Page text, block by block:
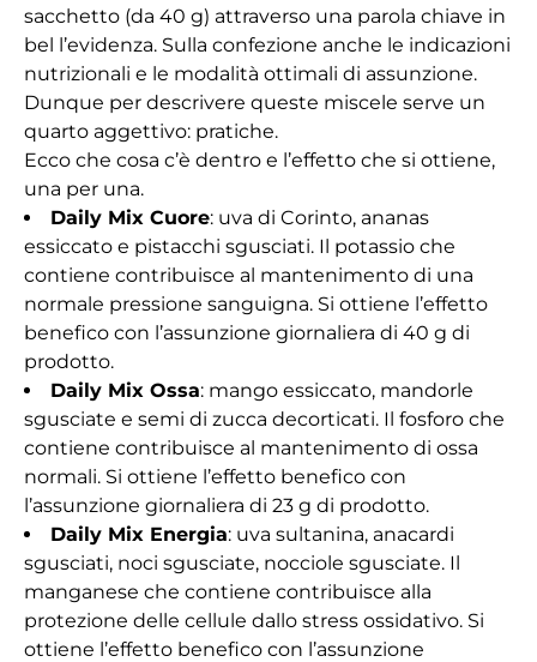
sacchetto (da 40 g) attraverso una parola chiave in
bel l’evidenza. Sulla confezione anche le indicazioni
nutrizionali e le modalità ottimali di assunzione.
Dunque per descrivere queste miscele serve un
quarto aggettivo: pratiche.
Ecco che cosa c’è dentro e l’effetto che si ottiene,
una per una.
Daily Mix Cuore: uva di Corinto, ananas
essiccato e pistacchi sgusciati. Il potassio che
contiene contribuisce al mantenimento di una
normale pressione sanguigna. Si ottiene l’effetto
benefico con l’assunzione giornaliera di 40 g di
prodotto.
Daily Mix Ossa: mango essiccato, mandorle
sgusciate e semi di zucca decorticati. Il fosforo che
contiene contribuisce al mantenimento di ossa
normali. Si ottiene l’effetto benefico con
l’assunzione giornaliera di 23 g di prodotto.
Daily Mix Energia: uva sultanina, anacardi
sgusciati, noci sgusciate, nocciole sgusciate. Il
manganese che contiene contribuisce alla
protezione delle cellule dallo stress ossidativo. Si
ottiene l’effetto benefico con l’assunzione